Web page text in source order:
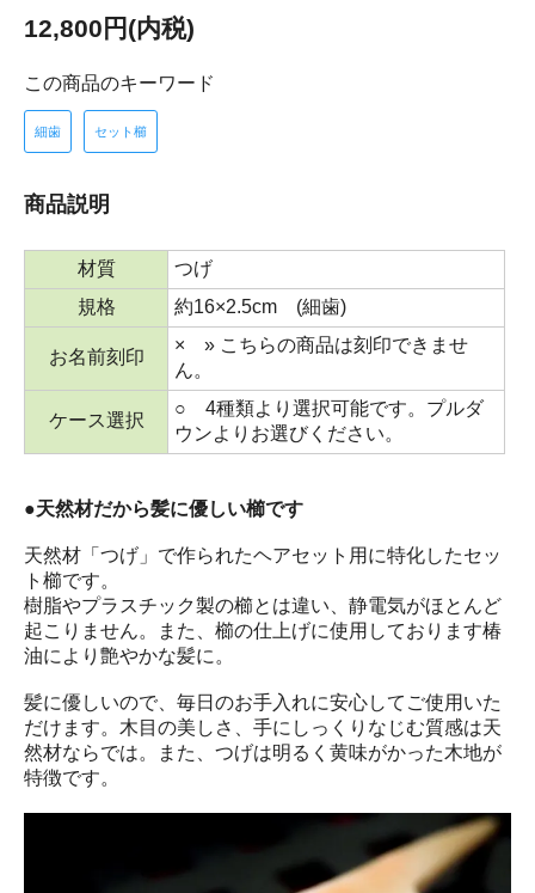
12,800円(内税)
この商品のキーワード
細歯 セット櫛
商品説明
材質
つげ
規格
約16×2.5cm (細歯)
お名前刻印
× » こちらの商品は刻印できませ
ん。
ケース選択
○ 4種類より選択可能です。プルダ
ウンよりお選びください。
●天然材だから髪に優しい櫛です
天然材「つげ」で作られたヘアセット用に特化したセッ
ト櫛です。
樹脂やプラスチック製の櫛とは違い、静電気がほとんど
起こりません。また、櫛の仕上げに使用しております椿
油により艶やかな髪に。
髪に優しいので、毎日のお手入れに安心してご使用いた
だけます。木目の美しさ、手にしっくりなじむ質感は天
然材ならでは。また、つげは明るく黄味がかった木地が
特徴です。